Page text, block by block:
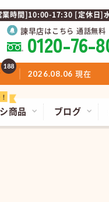
業時間]10:00-17:30 [定休日]
諫早店はこちら 通話無料
0120-76-
商品 ブログ
188
2026.08.06 現在